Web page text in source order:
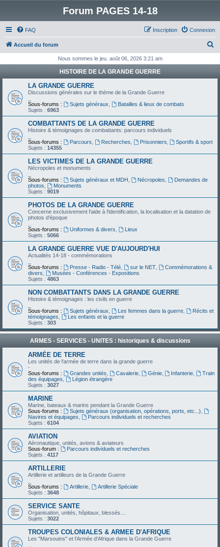
Forum PAGES 14-18
FAQ Connexion
Inscription
Accueil du forum
h
c
Nous sommes le jeu. août 06, 2026 3:21 am
HISTOIRE DE LA GRANDE GUERRE
LA GRANDE GUERRE
Discussions générales sur le thème de la Grande Guerre
Sous-forums :
Sujets généraux
Batailles & lieux de combats
Sujets : 6963
COMBATTANTS DE LA GRANDE GUERRE
Histoire & témoignages de combattants: parcours individuels
Sous-forums :
Parcours Recherches Prisonniers
Sportifs & sport
Sujets : 14355
LES VICTIMES DE LA GRANDE GUERRE
Nécropoles et monuments
Sous-forums :
Sujets généraux et MDH Nécropoles
Demandes de
photos
Monuments
Sujets : 9019
PHOTOS DE LA GRANDE GUERRE
Concerne exclusivement l'aide à l'identification, la localisation et la datation de
photos d'époque
Sous-forums :
Uniformes & divers
Lieux
Sujets : 5066
LA GRANDE GUERRE VUE D'AUJOURD'HUI
Actualités 14-18 - commémorations
Sous-forums :
Presse - Radio - Télé, sur le NET,
Commémorations &
divers
Musées - Conférences - Expositions
Sujets : 4863
NON COMBATTANTS DANS LA GRANDE GUERRE
Histoire & témoignages : les civils en guerre
Sous-forums :
Sujets généraux Les femmes dans la guerre,
Récits et
témoignages
Les enfants et la guerre
Sujets : 303
ARMES - SERVICES - UNITES : historiques & discussions
ARMÉE DE TERRE
Les unités de l'armée de terre dans la grande guerre
-
Sous-forums :
Grandes unités Cavalerie, Génie, Infanterie
Train
des équipages
Légion étrangère
Sujets : 3027
MARINE
Marine, bateaux & marins pendant la Grande Guerre
Sous-forums :
Sujets généraux (organisation, opérations, ports, etc...)
Navires et équipages
Parcours individuels et recherches
Sujets : 6104
AVIATION
Aéronautique, unités, avions & aviateurs
Sous-forum :
Parcours individuels et recherches
Sujets : 4117
ARTILLERIE
Artillerie et artilleurs de la Grande Guerre
Sous-forums :
Artillerie,
Artillerie Spéciale
Sujets : 3648
SERVICE SANTE
Organisation, unités, hôpitaux, blessés....
Sujets : 3022
TROUPES COLONIALES & ARMEE D'AFRIQUE
Les "Marsouins" et l'Armée d'Afrique dans la Grande Guerre